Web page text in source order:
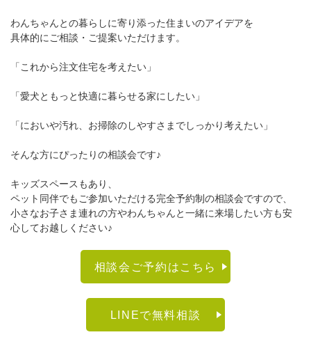
わんちゃんとの暮らしに寄り添った住まいのアイデアを
具体的にご相談・ご提案いただけます。
「これから注文住宅を考えたい」
「愛犬ともっと快適に暮らせる家にしたい」
「においや汚れ、お掃除のしやすさまでしっかり考えたい」
そんな方にぴったりの相談会です♪
キッズスペースもあり、
ペット同伴でもご参加いただける完全予約制の相談会ですので、
小さなお子さま連れの方やわんちゃんと一緒に来場したい方も安
心してお越しください♪
相談会ご予約はこちら
LINEで無料相談